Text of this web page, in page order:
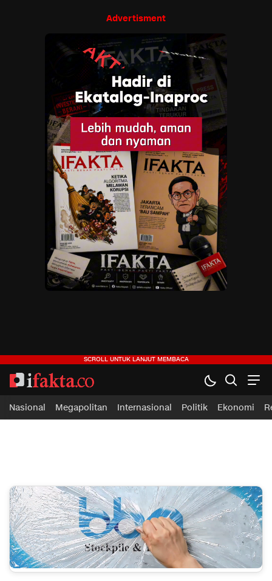
Advertisment
ifakta.co
#pastibenar
Nasional Megapolitan Internasional Politik Ekonomi